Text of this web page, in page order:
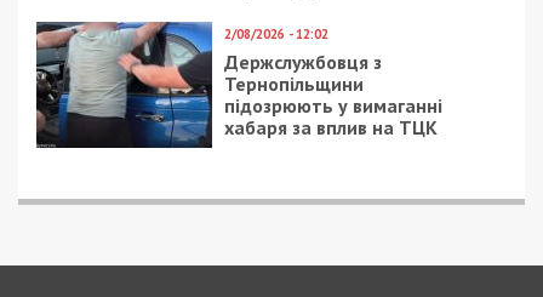
2/08/2026 - 12:02
Держслужбовця з
Тернопільщини
підозрюють у вимаганні
хабаря за вплив на ТЦК